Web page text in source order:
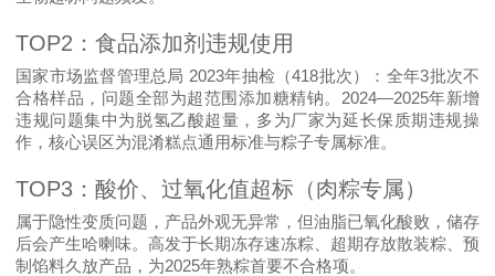
TOP2 ：食品添加剂违规使用
国家市场监督管理总局 2023年抽检（418批次） ：全年3批次不
合格样品，问题全部为超范围添加糖精钠。 2024—2025年新增
违规问题集中为脱氢乙酸超量，多为厂家为延长保质期违规操
作，核心误区为混淆糕点通用标准与粽子专属标准。
TOP3 ：酸价、过氧化值超标（肉粽专属）
属于隐性变质问题，产品外观无异常，但油脂已氧化酸败，储存
后会产生哈喇味。高发于长期冻存速冻粽、超期存放散装粽、预
制馅料久放产品，为2025年熟粽首要不合格项。